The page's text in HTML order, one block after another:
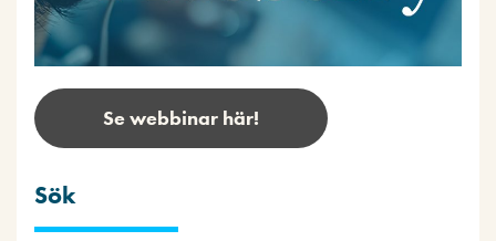
Se webbinar här!
Sök